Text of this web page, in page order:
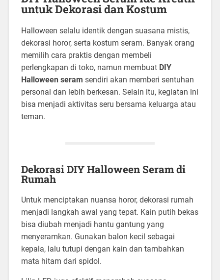
untuk Dekorasi dan Kostum
Halloween selalu identik dengan suasana mistis,
dekorasi horor, serta kostum seram. Banyak orang
memilih cara praktis dengan membeli
perlengkapan di toko, namun membuat DIY
Halloween seram sendiri akan memberi sentuhan
personal dan lebih berkesan. Selain itu, kegiatan ini
bisa menjadi aktivitas seru bersama keluarga atau
teman.
Dekorasi DIY Halloween Seram di
Rumah
Untuk menciptakan nuansa horor, dekorasi rumah
menjadi langkah awal yang tepat. Kain putih bekas
bisa diubah menjadi hantu gantung yang
menyeramkan. Gunakan balon kecil sebagai
kepala, lalu tutupi dengan kain dan tambahkan
mata hitam dari spidol.